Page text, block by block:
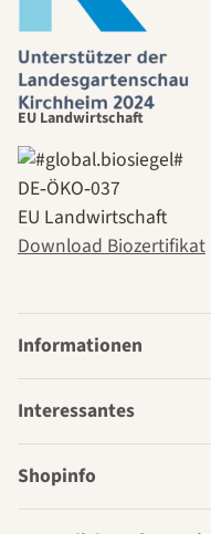
EU Landwirtschaft
DE‑ÖKO‑037
EU Landwirtschaft
Download Biozertifikat
Informationen
Interessantes
Shopinfo